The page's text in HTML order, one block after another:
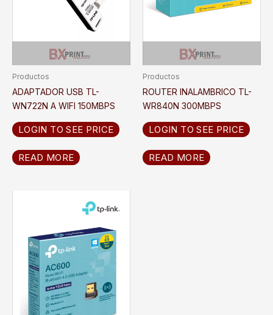
Productos
ADAPTADOR USB TL-
WN722N A WIFI 150MBPS
LOGIN TO SEE PRICE
READ MORE
Productos
ROUTER INALAMBRICO TL-
WR840N 300MBPS
LOGIN TO SEE PRICE
READ MORE